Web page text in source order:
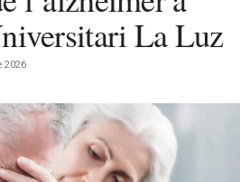
La Luz
2026